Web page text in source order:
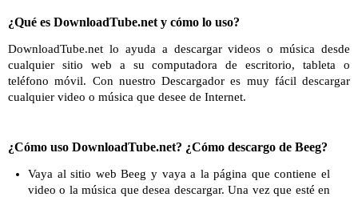
¿Qué es DownloadTube.net y cómo lo uso?
DownloadTube.net lo ayuda a descargar videos o música desde
cualquier sitio web a su computadora de escritorio, tableta o
teléfono móvil. Con nuestro Descargador es muy fácil descargar
cualquier video o música que desee de Internet.
¿Cómo uso DownloadTube.net? ¿Cómo descargo de Beeg?
Vaya al sitio web Beeg y vaya a la página que contiene el
video o la música que desea descargar. Una vez que esté en